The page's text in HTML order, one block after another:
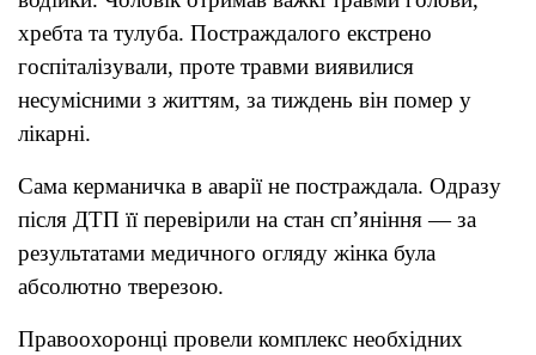
хребта та тулуба. Постраждалого екстрено
госпіталізували, проте травми виявилися
несумісними з життям, за тиждень він помер у
лікарні.
Сама керманичка в аварії не постраждала. Одразу
після ДТП її перевірили на стан сп’яніння — за
результатами медичного огляду жінка була
абсолютно тверезою.
Правоохоронці провели комплекс необхідних